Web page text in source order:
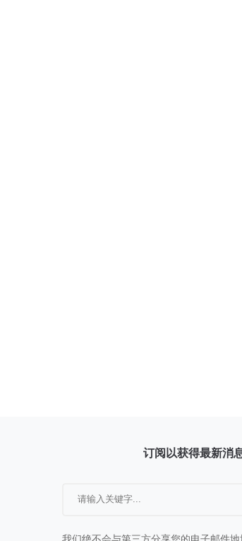
订阅以获得最新消